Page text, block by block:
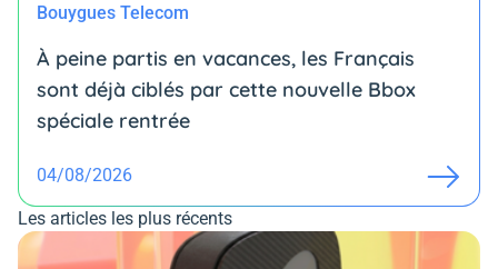
Bouygues Telecom
À peine partis en vacances, les Français
sont déjà ciblés par cette nouvelle Bbox
spéciale rentrée
04/08/2026
Les articles les plus récents